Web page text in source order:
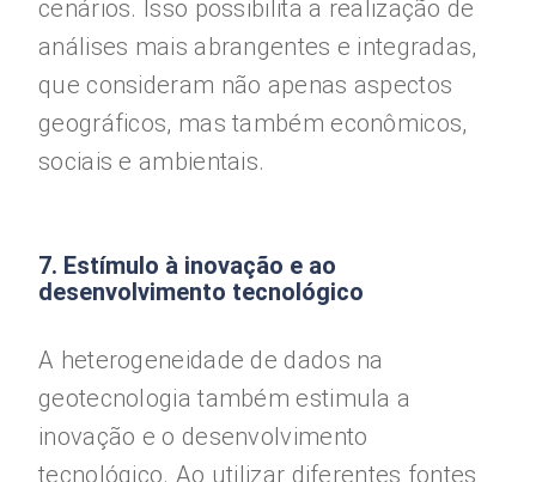
cenários. Isso possibilita a realização de
análises mais abrangentes e integradas,
que consideram não apenas aspectos
geográficos, mas também econômicos,
sociais e ambientais.
7. Estímulo à inovação e ao
desenvolvimento tecnológico
A heterogeneidade de dados na
geotecnologia também estimula a
inovação e o desenvolvimento
tecnológico. Ao utilizar diferentes fontes